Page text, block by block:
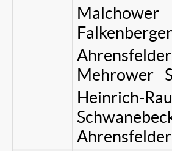
Mehrower
Heinrich-